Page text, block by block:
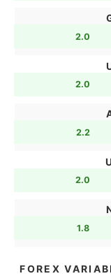
2.0
2.0
2.2
2.0
1.8
FOREX